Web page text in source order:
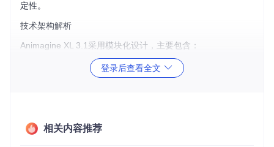
定性。
技术架构解析
Animagine XL 3.1采用模块化设计，主要包含：
：将文字描述转化为机器可理解的向量
：负责图像生成的核心计算
的文字描述翻译成机器语言；UNet网络是"画师"，根据翻译内
容绘制图像草稿；VAE解码器则是"精修师"，将草稿处理成最
登录后查看全文
相关内容推荐